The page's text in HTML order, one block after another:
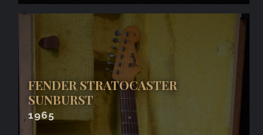
FENDER STRATOCASTER
SUNBURST
1965